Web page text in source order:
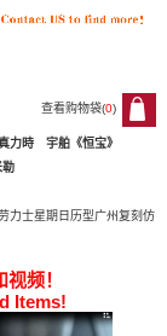
查看购物袋(0)
0
力時
宇舶《恒宝》
勒
力士星期日历型广州复刻仿
频！
Items!